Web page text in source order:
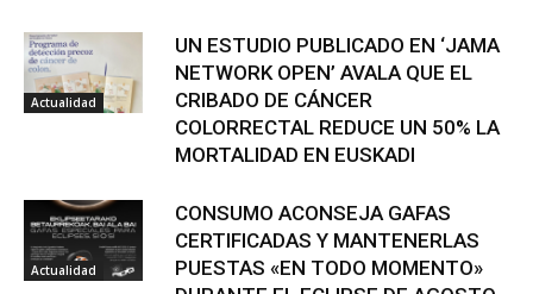
Actualidad
UN ESTUDIO PUBLICADO EN ‘JAMA
NETWORK OPEN’ AVALA QUE EL
CRIBADO DE CÁNCER
COLORRECTAL REDUCE UN 50% LA
MORTALIDAD EN EUSKADI
Actualidad
CONSUMO ACONSEJA GAFAS
CERTIFICADAS Y MANTENERLAS
PUESTAS «EN TODO MOMENTO»